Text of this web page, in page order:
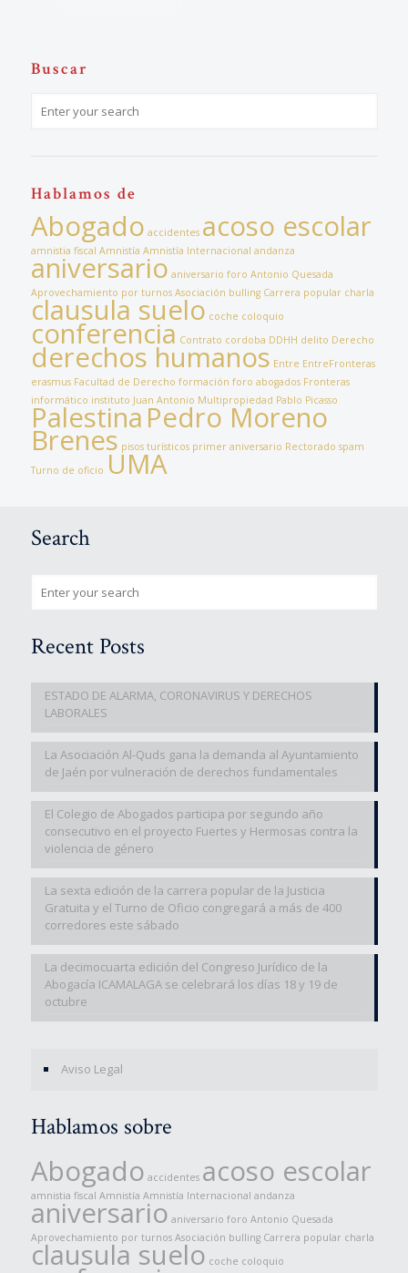
Buscar
Hablamos de
Abogado accidentes acoso escolar
amnistia fiscal Amnistía Amnistía Internacional andanza
aniversario aniversario foro Antonio Quesada
Aprovechamiento por turnos Asociación bulling Carrera popular charla
clausula suelo coche coloquio
conferencia Contrato cordoba DDHH delito Derecho
derechos humanos Entre EntreFronteras
erasmus Facultad de Derecho formación foro abogados Fronteras
informático instituto Juan Antonio Multipropiedad Pablo Picasso
Palestina Pedro Moreno
Brenes pisos turísticos primer aniversario Rectorado spam
Turno de oficio UMA
Search
Recent Posts
ESTADO DE ALARMA, CORONAVIRUS Y DERECHOS
LABORALES
La Asociación Al-Quds gana la demanda al Ayuntamiento
de Jaén por vulneración de derechos fundamentales
El Colegio de Abogados participa por segundo año
consecutivo en el proyecto Fuertes y Hermosas contra la
violencia de género
La sexta edición de la carrera popular de la Justicia
Gratuita y el Turno de Oficio congregará a más de 400
corredores este sábado
La decimocuarta edición del Congreso Jurídico de la
Abogacía ICAMALAGA se celebrará los días 18 y 19 de
octubre
Aviso Legal
Hablamos sobre
Abogado accidentes acoso escolar
amnistia fiscal Amnistía Amnistía Internacional andanza
aniversario aniversario foro Antonio Quesada
Aprovechamiento por turnos Asociación bulling Carrera popular charla
clausula suelo coche coloquio